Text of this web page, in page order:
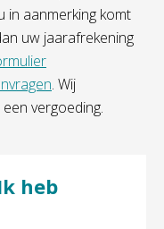
in aanmerking komt
uw jaarafrekening
. Wij
vergoeding.